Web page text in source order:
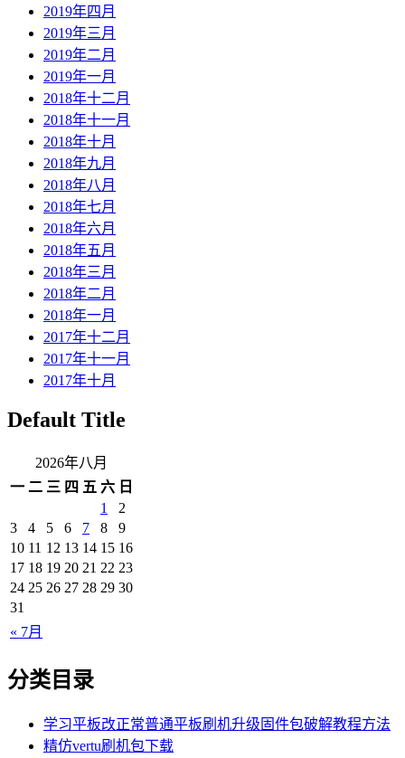
2019年四月
2019年三月
2019年二月
2019年一月
2018年十二月
2018年十一月
2018年十月
2018年九月
2018年八月
2018年七月
2018年六月
2018年五月
2018年三月
2018年二月
2018年一月
2017年十二月
2017年十一月
2017年十月
Default Title
2026年八月
一 二 三 四 五 六 日
« 7月
1
2
3
4 5 6 7 8
9
10 11 12 13 14 15 16
17 18 19 20 21 22 23
24 25 26 27 28 29 30
31
分类目录
学习平板改正常普通平板刷机升级固件包破解教程方法
精仿vertu刷机包下载